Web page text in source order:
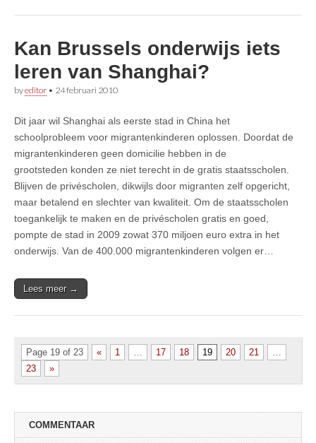
Kan Brussels onderwijs iets
leren van Shanghai?
byeditor • 24 februari 2010
Dit jaar wil Shanghai als eerste stad in China het
schoolprobleem voor migrantenkinderen oplossen. Doordat de
migrantenkinderen geen domicilie hebben in de
grootsteden konden ze niet terecht in de gratis staatsscholen.
Blijven de privéscholen, dikwijls door migranten zelf opgericht,
maar betalend en slechter van kwaliteit. Om de staatsscholen
toegankelijk te maken en de privéscholen gratis en goed,
pompte de stad in 2009 zowat 370 miljoen euro extra in het
onderwijs. Van de 400.000 migrantenkinderen volgen er…
Lees meer →
Page 19 of 23 « 1 17 18 19 20 21
23
»
COMMENTAAR